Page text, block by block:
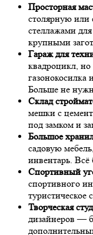
Просторная
столярную или
стеллажами
крупными
Гараж для
квадроцикл,
Больше не
Склад
мешки с
под замком и
Большое
садовую
инвентарь. Всё
Спортивный
спортивного
туристическое
Творческая
дизайнеров —